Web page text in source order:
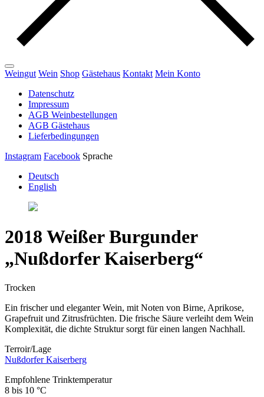
Weingut Wein Shop Gästehaus Kontakt Mein Konto
Datenschutz
Impressum
AGB Weinbestellungen
AGB Gästehaus
Lieferbedingungen
Instagram Facebook Sprache
Deutsch
English
2018 Weißer Burgunder
„Nußdorfer Kaiserberg“
Trocken
Ein frischer und eleganter Wein, mit Noten von Birne, Aprikose,
Grapefruit und Zitrusfrüchten. Die frische Säure verleiht dem Wein
Komplexität, die dichte Struktur sorgt für einen langen Nachhall.
Terroir/Lage
Nußdorfer Kaiserberg
Empfohlene Trinktemperatur
8 bis 10 °C